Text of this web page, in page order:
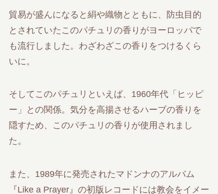
貿易が盛んになると絹や織物とともに、防虫目的
とされていたこのパチュリの香りがヨーロッパで
も流行しました。わざわざこの香りをつけるくら
いに。
そしてこのパチュリといえば、1960年代「ヒッピ
ー」との関係。気分を高揚させるハーブの香りを
隠すため、このパチュリの香りが使用されまし
た。
また、1989年に発売されたマドンナのアルバム
『Like a Prayer』の初版レコードには教会をイメー